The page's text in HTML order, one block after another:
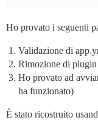
Ho provato i seguenti
Validazione di
Rimozione di plugin
Ho provato ad
ha funzionato)
È stato ricostruito